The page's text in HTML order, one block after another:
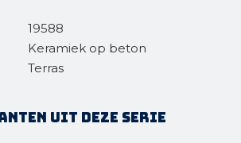
19588
Keramiek op beton
Terras
uit deze serie